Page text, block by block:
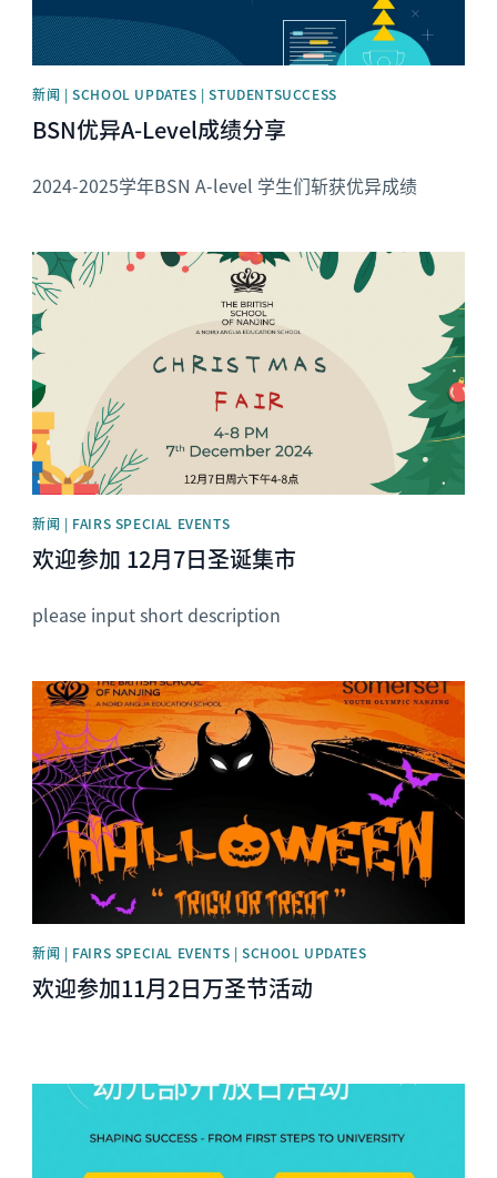
新闻 | SCHOOL UPDATES | STUDENTSUCCESS
BSN优异A-Level成绩分享
2024-2025学年BSN A-level 学生们斩获优异成绩
News image
新闻 | FAIRS SPECIAL EVENTS
欢迎参加 12月7日圣诞集市
please input short description
News image
新闻 | FAIRS SPECIAL EVENTS | SCHOOL UPDATES
欢迎参加11月2日万圣节活动
News image